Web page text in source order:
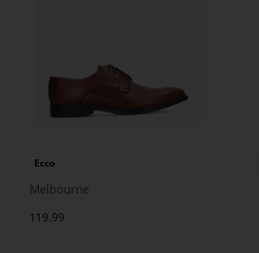
Ecco
Melbourne
119.99